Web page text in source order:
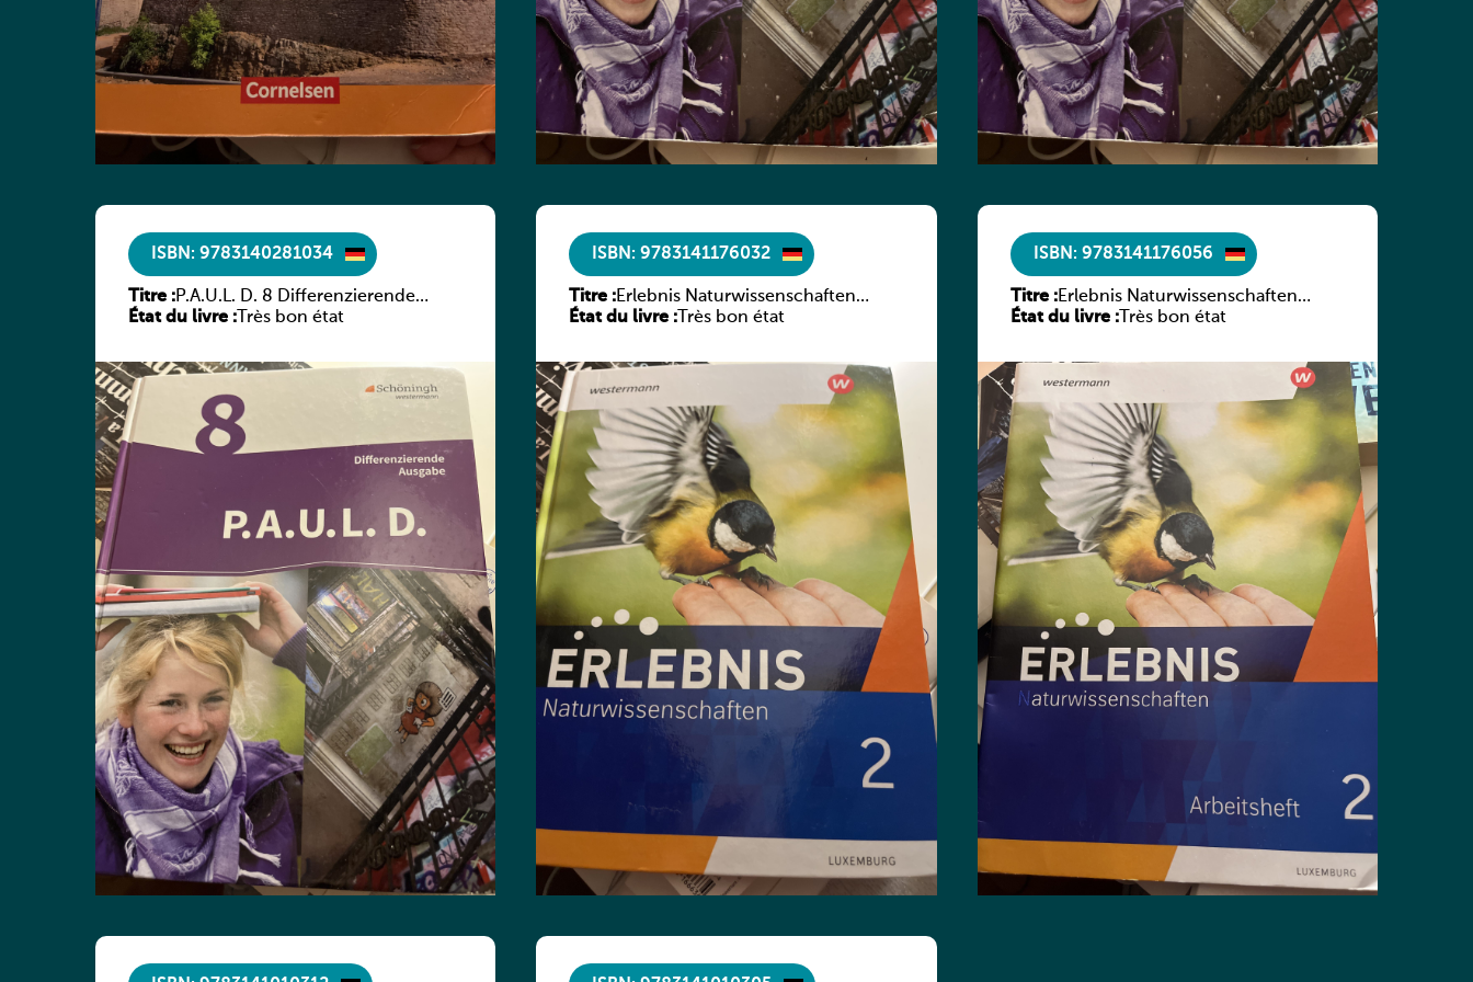
ISBN: 9783140281034
Titre :P.A.U.L. D. 8 Differenzierende
Ausgabe
État du livre : Très bon état
ISBN: 9783141176032
Titre :Erlebnis Naturwissenschaften
Luxemburg Band 2 SB
État du livre : Très bon état
ISBN: 9783141176056
Titre :Erlebnis Naturwissenschaften
Luxemburg Band 2 AH
État du livre :Très bon état